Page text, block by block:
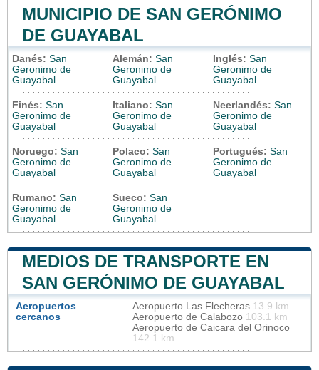
MUNICIPIO DE SAN GERÓNIMO
DE GUAYABAL
Danés: San
Geronimo de
Guayabal
Alemán: San
Geronimo de
Guayabal
Inglés: San
Geronimo de
Guayabal
Finés: San
Geronimo de
Guayabal
Italiano: San
Geronimo de
Guayabal
Neerlandés: San
Geronimo de
Guayabal
Noruego: San
Geronimo de
Guayabal
Polaco: San
Geronimo de
Guayabal
Portugués: San
Geronimo de
Guayabal
Rumano: San
Geronimo de
Guayabal
Sueco: San
Geronimo de
Guayabal
MEDIOS DE TRANSPORTE EN
SAN GERÓNIMO DE GUAYABAL
Aeropuertos
cercanos
Aeropuerto Las Flecheras 13.9 km
Aeropuerto de Calabozo 103.1 km
Aeropuerto de Caicara del Orinoco
142.1 km